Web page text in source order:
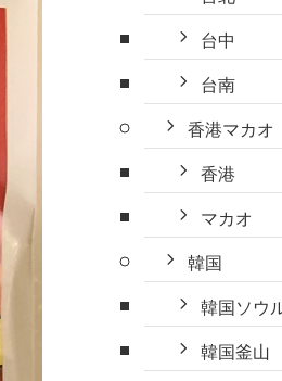
台中
台南
香港マカオ
香港
マカオ
韓国
韓国ソウ
韓国釜山